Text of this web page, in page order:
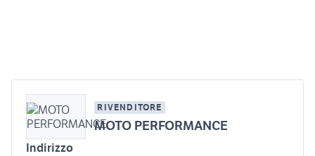
RIVENDITORE
MOTO PERFORMANCE
Indirizzo